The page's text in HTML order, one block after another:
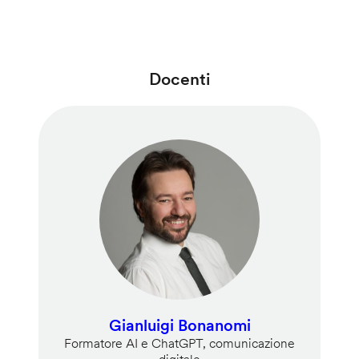
Docenti
Gianluigi Bonanomi
Formatore AI e ChatGPT, comunicazione